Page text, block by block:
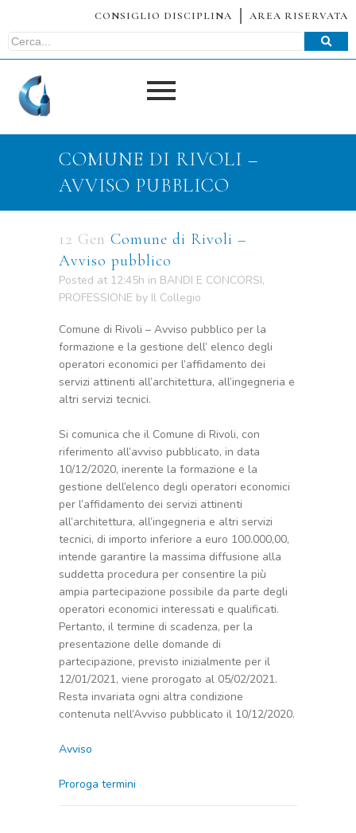
CONSIGLIO DISCIPLINA AREA RISERVATA
COMUNE DI RIVOLI –
AVVISO PUBBLICO
12 Gen Comune di Rivoli –
Avviso pubblico
Posted at 12:45h in BANDI E CONCORSI,
PROFESSIONE by Il Collegio
Comune di Rivoli – Avviso pubblico per la
formazione e la gestione dell’ elenco degli
operatori economici per l’affidamento dei
servizi attinenti all’architettura, all’ingegneria e
altri servizi tecnici.
Si comunica che il Comune di Rivoli, con
riferimento all’avviso pubblicato, in data
10/12/2020, inerente la formazione e la
gestione dell’elenco degli operatori economici
per l’affidamento dei servizi attinenti
all’architettura, all’ingegneria e altri servizi
tecnici, di importo inferiore a euro 100.000,00,
intende garantire la massima diffusione alla
suddetta procedura per consentire la più
ampia partecipazione possibile da parte degli
operatori economici interessati e qualificati.
Pertanto, il termine di scadenza, per la
presentazione delle domande di
partecipazione, previsto inizialmente per il
12/01/2021, viene prorogato al 05/02/2021.
Resta invariata ogni altra condizione
contenuta nell’Avviso pubblicato il 10/12/2020.
Avviso
Proroga termini